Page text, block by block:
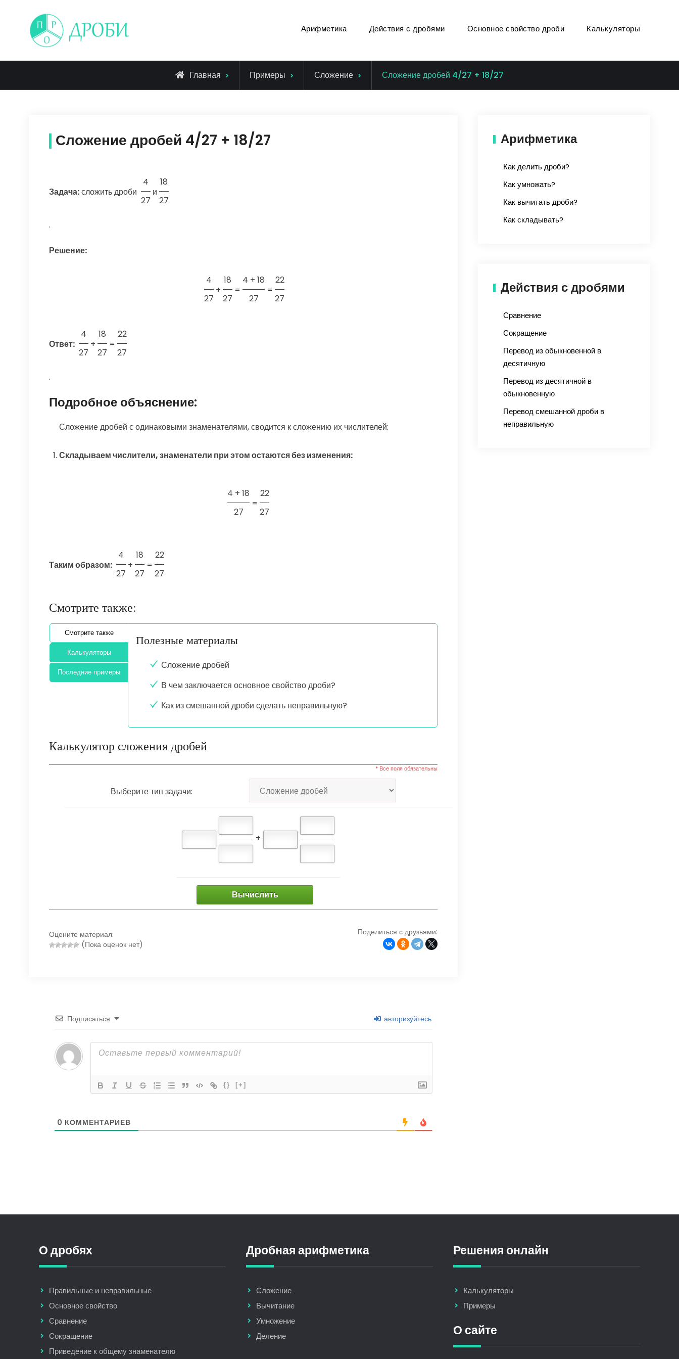
content
Арифметика Действия с дробями Основное свойство дроби Калькуляторы
Главная Примеры Сложение Сложение дробей 4/27 + 18/27
Сложение дробей 4/27 + 18/27
Задача:сложить дроби
4
27
и
18
27
.
Решение:
4
27
+
18
27
=
4 + 18
27
=
22
27
Ответ:
4
27
+
18
27
=
22
27
.
Подробное объяснение:
Сложение дробей с одинаковыми знаменателями, сводится к сложению их числителей:
Складываем числители, знаменатели при этом остаются без изменения:
4 + 18
27
=
22
27
Таким образом:
4
27
+
18
27
=
22
27
Смотрите также:
Смотрите также
Калькуляторы
Последние примеры
Полезные материалы
Сложение дробей
В чем заключается основное свойство дроби?
Как из смешанной дроби сделать неправильную?
Калькулятор сложения дробей
* Все поля обязательны
Выберите тип задачи:
+
Вычислить
Оцените материал:
(Пока оценок нет)
Поделиться с друзьями:
Подписаться авторизуйтесь
{} [+]
0 КОММЕНТАРИЕВ
Арифметика
Как делить дроби?
Как умножать?
Как вычитать дроби?
Как складывать?
Действия с дробями
Сравнение
Сокращение
Перевод из обыкновенной в
десятичную
Перевод из десятичной в
обыкновенную
Перевод смешанной дроби в
неправильную
О дробях
Правильные и неправильные
Основное свойство
Сравнение
Сокращение
Приведение к общему знаменателю
Дробная арифметика
Сложение
Вычитание
Умножение
Деление
Решения онлайн
Калькуляторы
Примеры
О сайте